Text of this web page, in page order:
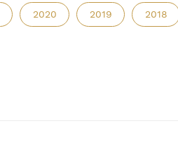
2020 2019 2018